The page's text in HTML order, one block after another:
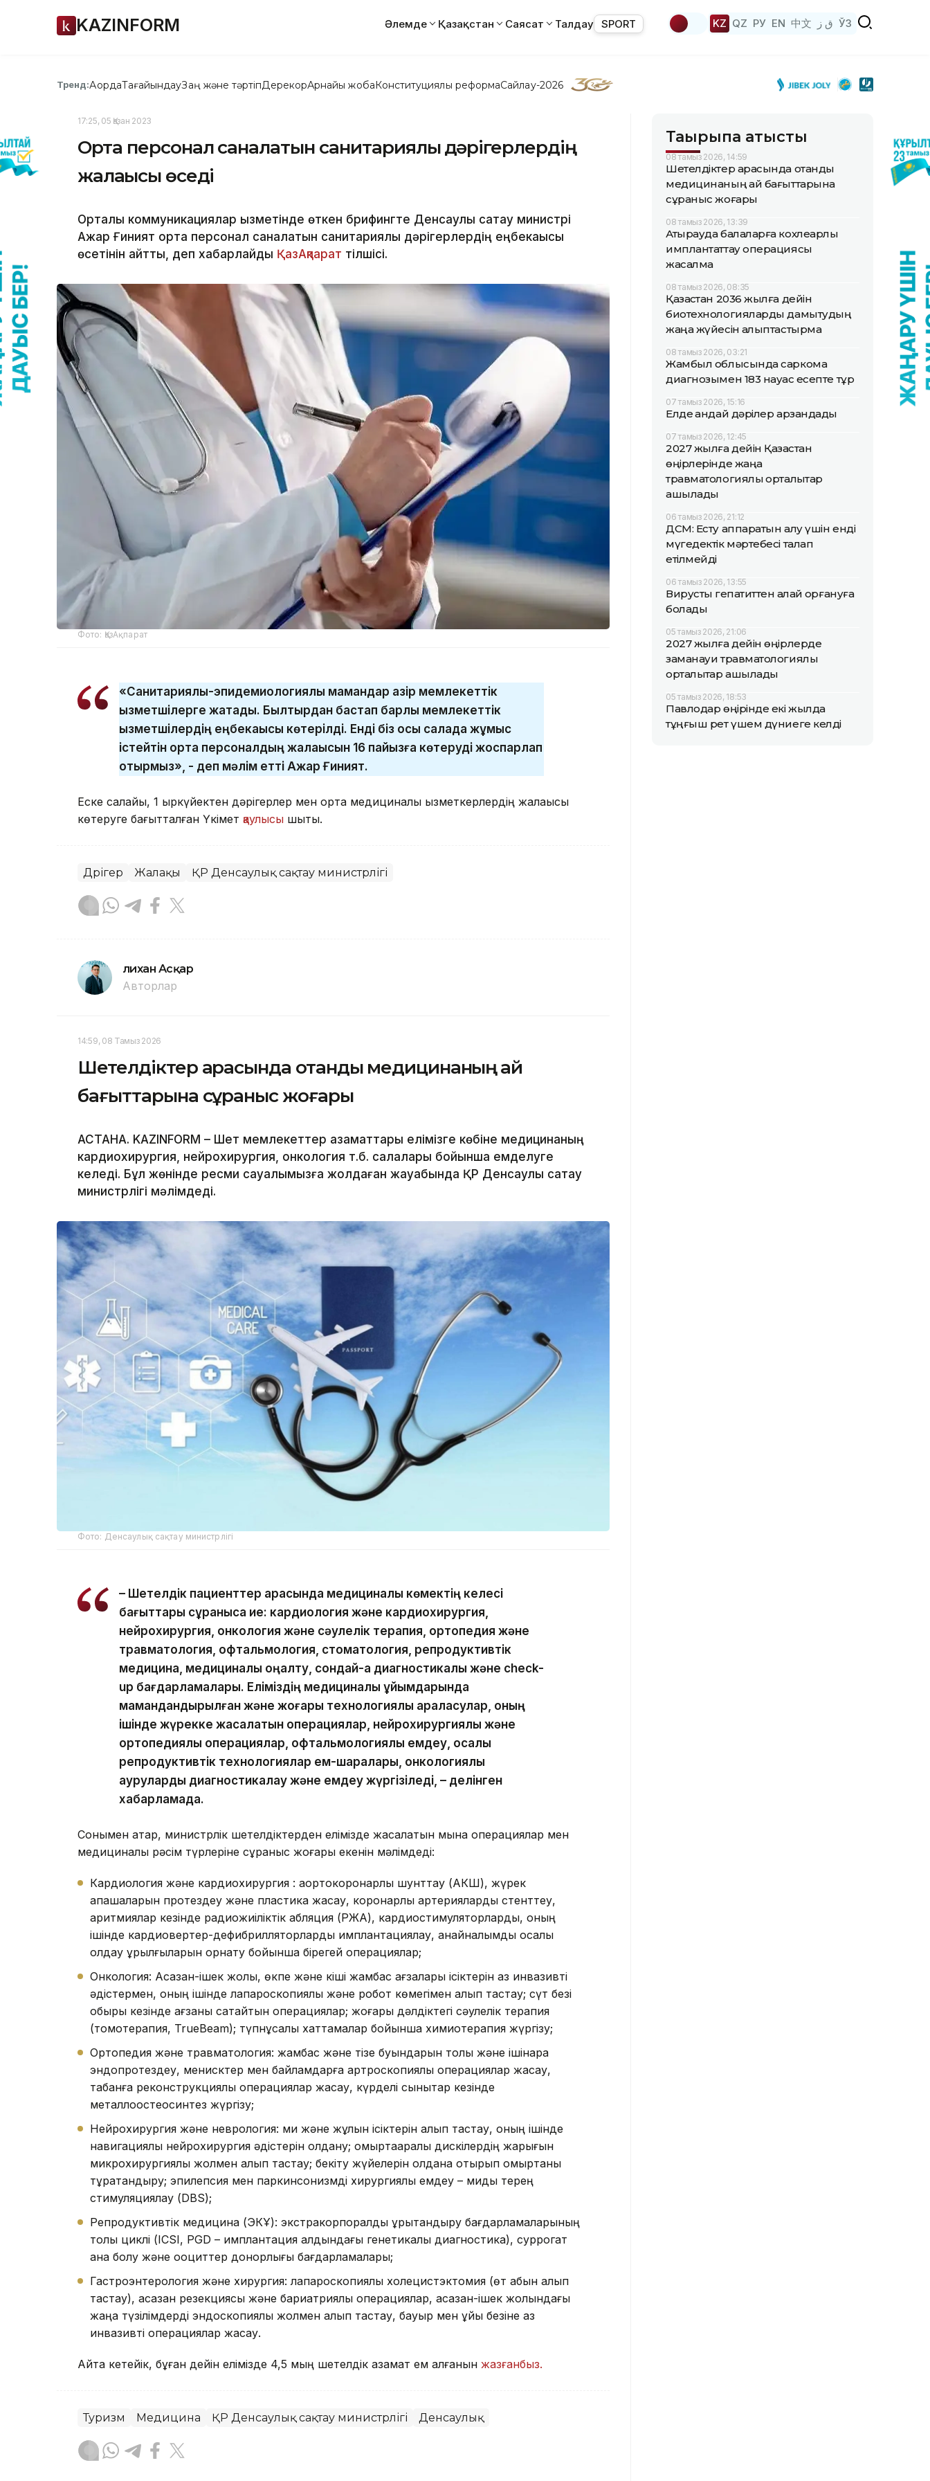
KAZINFORM Әлемде Қазақстан Саясат Талдау SPORT KZ QZ РУ EN 中文 ق ز ЎЗ
Тренд:АқордаТағайындауЗаң және тәртіпДерекқорАрнайы жобаКонституциялық реформаСайлау-2026
17:25, 05 Қазан 2023
Орта персонал саналатын санитариялық дәрігерлердің
жалақысы өседі
Орталық коммуникациялар қызметінде өткен брифингте Денсаулық сақтау министрі
Ажар Ғиният орта персонал саналатын санитариялық дәрігерлердің еңбекақысы
өсетінін айтты, деп хабарлайды ҚазАқпарат тілшісі.
Фото: ҚазАқпарат
«Санитариялық-эпидемиологиялық мамандар қазір мемлекеттік
қызметшілерге жатады. Былтырдан бастап барлық мемлекеттік
қызметшілердің еңбекақысы көтерілді. Енді біз осы салада жұмыс
істейтін орта персоналдың жалақысын 16 пайызға көтеруді жоспарлап
отырмыз», - деп мәлім етті Ажар Ғиният.
Еске салайық, 1 қыркүйектен дәрігерлер мен орта медициналық қызметкерлердің жалақысы
көтеруге бағытталған Үкімет қаулысы шықты.
Дәрігер Жалақы ҚР Денсаулық сақтау министрлігі
Әлихан Асқар
Авторлар
14:59, 08 Тамыз 2026
Шетелдіктер арасында отандық медицинаның қай
бағыттарына сұраныс жоғары
АСТАНА. KAZINFORM – Шет мемлекеттер азаматтары елімізге көбіне медицинаның
кардиохирургия, нейрохирургия, онкология т.б. салалары бойынша емделуге
келеді. Бұл жөнінде ресми сауалымызға жолдаған жауабында ҚР Денсаулық сақтау
министрлігі мәлімдеді.
Фото: Денсаулық сақтау министрлігі
– Шетелдік пациенттер арасында медициналық көмектің келесі
бағыттары сұранысқа ие: кардиология және кардиохирургия,
нейрохирургия, онкология және сәулелік терапия, ортопедия және
травматология, офтальмология, стоматология, репродуктивтік
медицина, медициналық оңалту, сондай-ақ диагностикалық және check-
up бағдарламалары. Еліміздің медициналық ұйымдарында
мамандандырылған және жоғары технологиялық араласулар, оның
ішінде жүрекке жасалатын операциялар, нейрохирургиялық және
ортопедиялық операциялар, офтальмологиялық емдеу, қосалқы
репродуктивтік технологиялар ем-шаралары, онкологиялық
ауруларды диагностикалау және емдеу жүргізіледі, – делінген
хабарламада.
Сонымен қатар, министрлік шетелдіктерден елімізде жасалатын мына операциялар мен
медициналық рәсім түрлеріне сұраныс жоғары екенін мәлімдеді:
Кардиология және кардиохирургия : аортокоронарлық шунттау (АКШ), жүрек
қақпақшаларын протездеу және пластика жасау, коронарлық артерияларды стенттеу,
аритмиялар кезінде радиожиіліктік абляция (РЖА), кардиостимуляторларды, оның
ішінде кардиовертер-дефибрилляторларды имплантациялау, қанайналымды қосалқы
қолдау құрылғыларын орнату бойынша бірегей операциялар;
Онкология: Асқазан-ішек жолы, өкпе және кіші жамбас ағзалары ісіктерін аз инвазивті
әдістермен, оның ішінде лапароскопиялық және робот көмегімен алып тастау; сүт безі
обыры кезінде ағзаны сақтайтын операциялар; жоғары дәлдіктегі сәулелік терапия
(томотерапия, TrueBeam); түпнұсқалық хаттамалар бойынша химиотерапия жүргізу;
Ортопедия және травматология: жамбас және тізе буындарын толық және ішінара
эндопротездеу, менисктер мен байламдарға артроскопиялық операциялар жасау,
табанға реконструкциялық операциялар жасау, күрделі сынықтар кезінде
металлоостеосинтез жүргізу;
Нейрохирургия және неврология: ми және жұлын ісіктерін алып тастау, оның ішінде
навигациялық нейрохирургия әдістерін қолдану; омыртқааралық дискілердің жарығын
микрохирургиялық жолмен алып тастау; бекіту жүйелерін қолдана отырып омыртқаны
тұрақтандыру; эпилепсия мен паркинсонизмді хирургиялық емдеу – миды терең
стимуляциялау (DBS);
Репродуктивтік медицина (ЭКҰ): экстракорпоралдық ұрықтандыру бағдарламаларының
толық циклі (ICSI, PGD – имплантация алдындағы генетикалық диагностика), суррогат
ана болу және ооциттер донорлығы бағдарламалары;
Гастроэнтерология және хирургия: лапароскопиялық холецистэктомия (өт қабын алып
тастау), асқазан резекциясы және бариатриялық операциялар, асқазан-ішек жолындағы
жаңа түзілімдерді эндоскопиялық жолмен алып тастау, бауыр мен ұйқы безіне аз
инвазивті операциялар жасау.
Айта кетейік, бұған дейін елімізде 4,5 мың шетелдік азамат ем алғанын жазғанбыз.
Туризм Медицина ҚР Денсаулық сақтау министрлігі Денсаулық
Тақырыпқа қатысты
08 тамыз 2026, 14:59
Шетелдіктер арасында отандық
медицинаның қай бағыттарына
сұраныс жоғары
08 тамыз 2026, 13:39
Атырауда балаларға кохлеарлық
имплантаттау операциясы
жасалмақ
08 тамыз 2026, 08:35
Қазақстан 2036 жылға дейін
биотехнологияларды дамытудың
жаңа жүйесін қалыптастырмақ
08 тамыз 2026, 03:21
Жамбыл облысында саркома
диагнозымен 183 науқас есепте тұр
07 тамыз 2026, 15:16
Елде қандай дәрілер арзандады
07 тамыз 2026, 12:45
2027 жылға дейін Қазақстан
өңірлерінде жаңа
травматологиялық орталықтар
ашылады
06 тамыз 2026, 21:12
ДСМ: Есту аппаратын алу үшін енді
мүгедектік мәртебесі талап
етілмейді
06 тамыз 2026, 13:55
Вирустық гепатиттен қалай қорғануға
болады
05 тамыз 2026, 21:06
2027 жылға дейін өңірлерде
заманауи травматологиялық
орталықтар ашылады
05 тамыз 2026, 18:53
Павлодар өңірінде екі жылда
тұңғыш рет үшем дүниеге келді